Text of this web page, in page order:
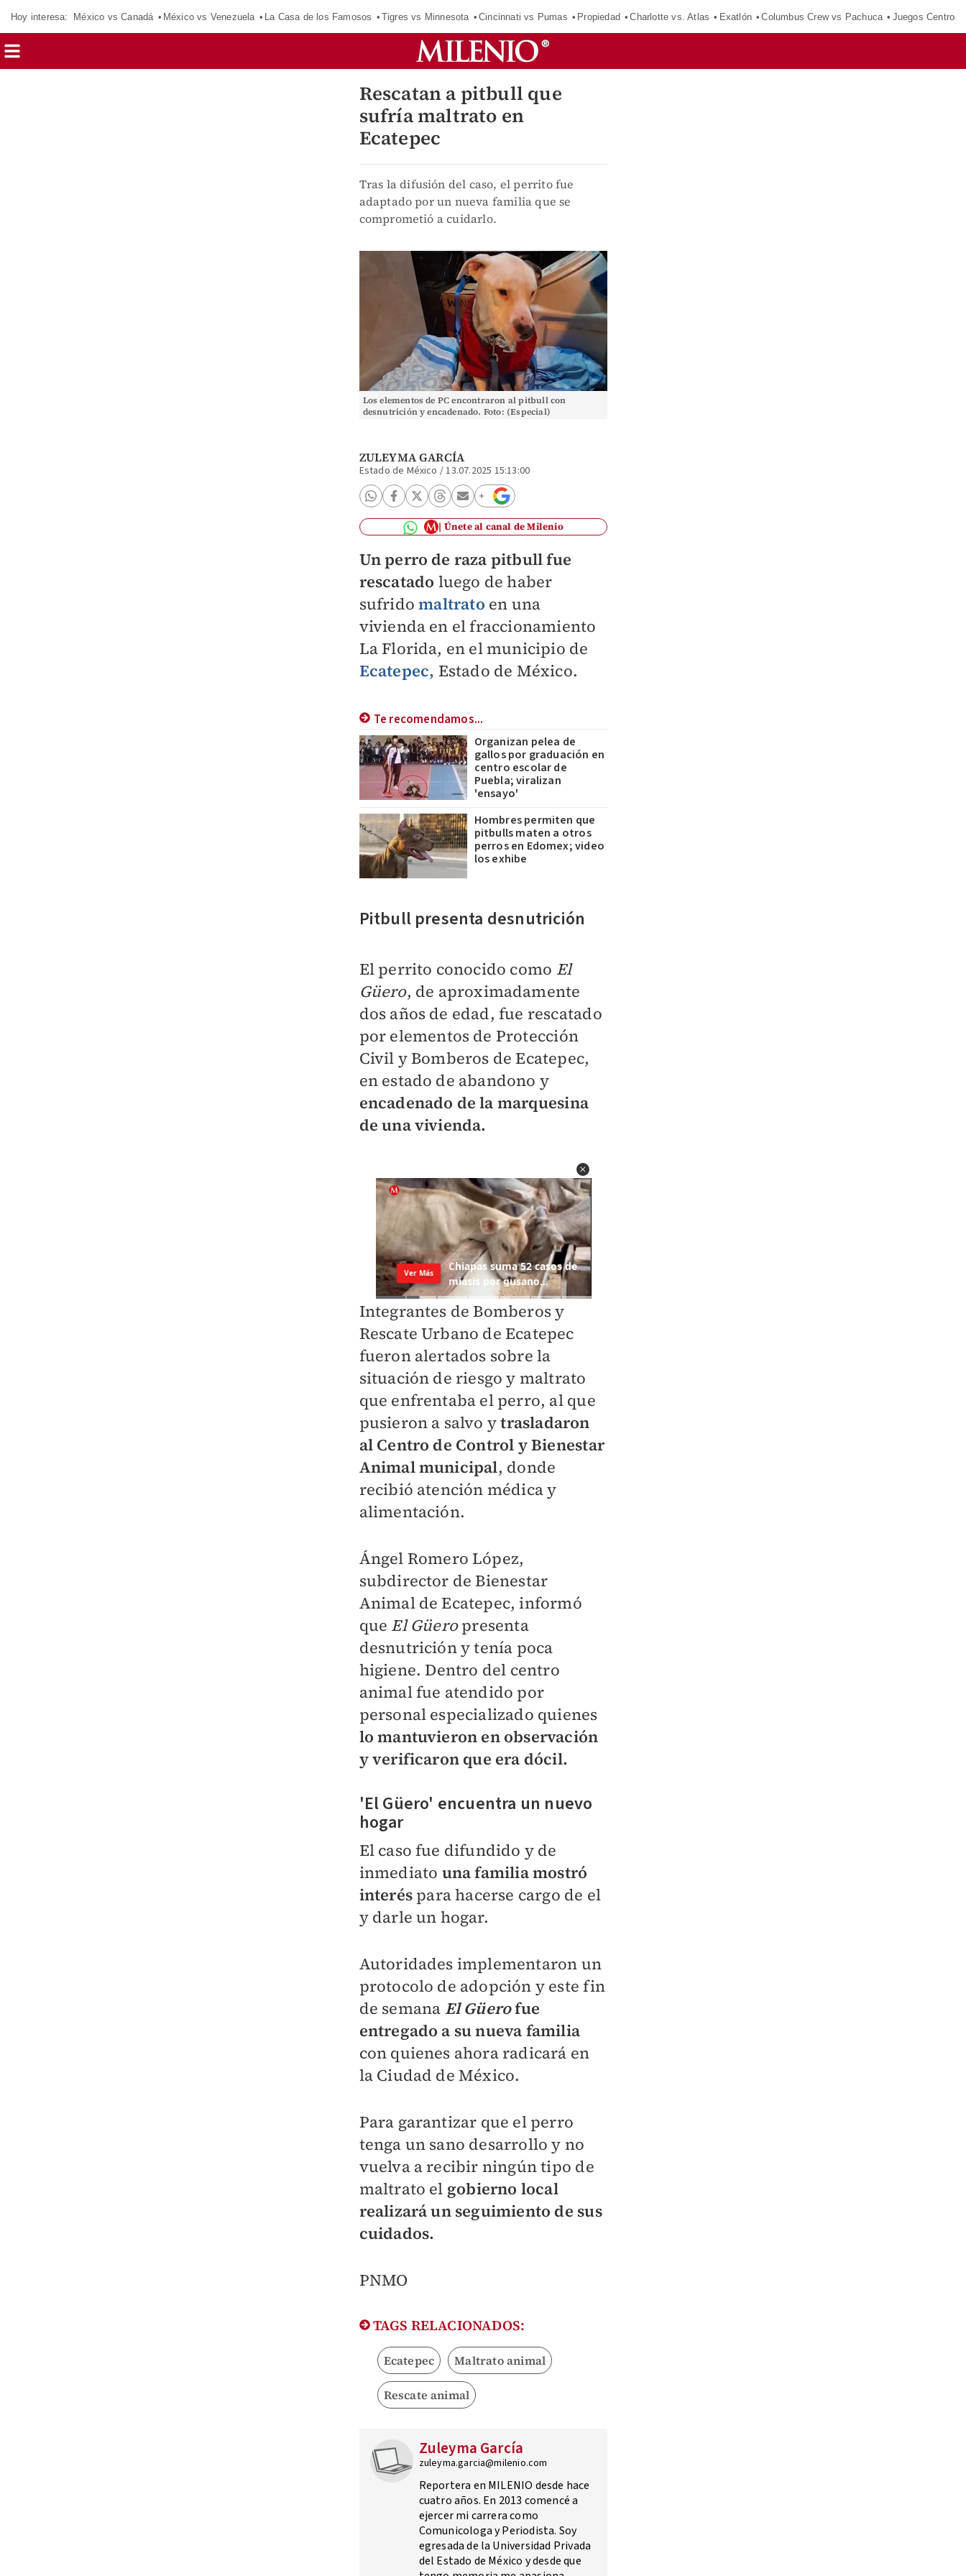
Hoy interesa: México vs Canadá México vs Venezuela La Casa de los Famosos Tigres vs Minnesota Cincinnati vs Pumas Propiedad Charlotte vs. Atlas Exatlón Columbus Crew vs Pachuca Juegos
Rescatan a pitbull que
sufría maltrato en
Ecatepec
Tras la difusión del caso, el perrito fue
adaptado por un nueva familia que se
comprometió a cuidarlo.
Los elementos de PC encontraron al pitbull con
desnutrición y encadenado. Foto: (Especial)
ZULEYMA GARCÍA
Estado de México /13.07.2025 15:13:00
Únete al canal de Milenio
Un perro de raza pitbull fue
rescatado luego de haber
sufridomaltrato en una
vivienda en el fraccionamiento
La Florida, en el municipio de
Ecatepec, Estado de México.
Te recomendamos...
Organizan pelea de
gallos por graduación en
centro escolar de
Puebla; viralizan
'ensayo'
Hombres permiten que
pitbulls maten a otros
perros en Edomex; video
los exhibe
Pitbull presenta desnutrición
El perrito conocido como El
Güero, de aproximadamente
dos años de edad, fue rescatado
por elementos de Protección
Civil y Bomberos de Ecatepec,
en estado de abandono y
encadenado de la marquesina
de una vivienda.
Integrantes de Bomberos y
Rescate Urbano de Ecatepec
fueron alertados sobre la
situación de riesgo y maltrato
que enfrentaba el perro, al que
pusieron a salvo ytrasladaron
al Centro de Control y Bienestar
Animal municipal, donde
recibió atención médica y
alimentación.
Ángel Romero López,
subdirector de Bienestar
Animal de Ecatepec, informó
que ElGüeropresenta
desnutrición y tenía poca
higiene.Dentro del centro
animal fue atendido por
personal especializado quienes
lo mantuvieron en observación
y verificaron que era dócil.
'ElGüero' encuentra un nuevo
hogar
El caso fue difundido y de
inmediato una familia mostró
interés para hacerse cargo de el
y darle un hogar.
Autoridades implementaron un
protocolo de adopción y este fin
de semana El Güerofue
entregado a su nueva familia
con quienes ahora radicará en
la Ciudad de México.
Para garantizar que el perro
tenga un sano desarrollo y no
vuelva a recibir ningún tipo de
maltrato el gobierno local
realizará un seguimiento de sus
cuidados.
PNMO
TAGS RELACIONADOS:
Ecatepec Maltrato animal
Rescate animal
Zuleyma García
zuleyma.garcia@milenio.com
Reportera en MILENIO desde hace
cuatro años. En 2013 comencé a
ejercer mi carrera como
Comunicologa y Periodista. Soy
egresada de la Universidad Privada
del Estado de México y desde que